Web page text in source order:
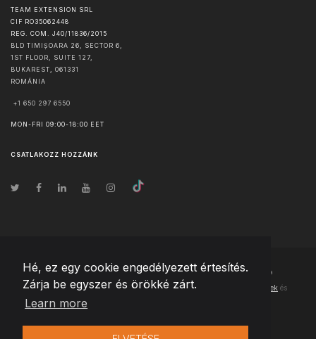
Hé, ez egy cookie engedélyezett értesítés.
Zárja be egyszer és örökké zárt.
Learn more
TEAM EXTENSION SRL
CIF RO35062448
REG. COM. J40/11836/2015
BLD TIMIȘOARA 26, SECTOR 6,
1ST FLOOR, SUITE 127,
BUKAREST
061331
ROMÁNIA
+1 650 297 6550
MON-FRI 09:00-18:00 EET
CSATLAKOZZ HOZZÁNK
© Szerzői jog2026 Team Extension Hungary- Minden jog fenntartva
Changelog ● Ezen webhely használatával elfogadja Használati feltételek és